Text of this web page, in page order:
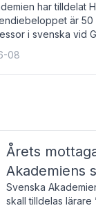
har tilldelat
är
i svenska vid
Författn
08
Årets
Akademiens
Svenska
skall tilldelas lärare